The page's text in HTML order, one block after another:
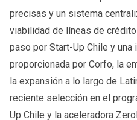
precisas y un sistema
viabilidad de líneas de
paso por Start-Up Chile y
proporcionada por Corfo, la
la expansión a lo largo de
reciente selección en el
Up Chile y la aceleradora